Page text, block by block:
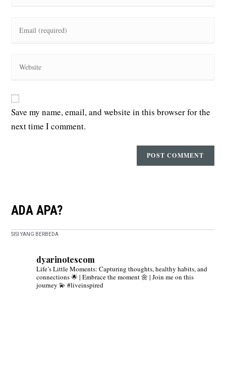
username
your
your
URL
(optional)
Save my name, email, and website in this browser for the
next time I comment.
ADA APA?
SISI YANG BERBEDA
dyarinotescom
Life’s Little Moments: Capturing thoughts, healthy habits, and
connections 🌟 | Embrace the moment 🌼 | Join me on this
journey 💫 #liveinspired